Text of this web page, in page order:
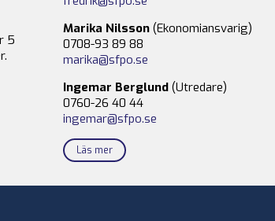
5
Marika Nilsson (Ekonomiansvarig)
0708-93 89 88
marika@sfpo.se
Ingemar Berglund (Utredare)
0760-26 40 44
ingemar@sfpo.se
Läs mer